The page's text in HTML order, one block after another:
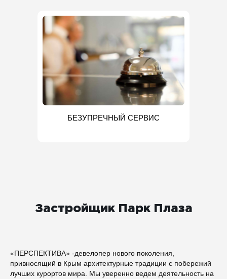
БЕЗУПРЕЧНЫЙ СЕРВИС
Застройщик Парк Плаза
«ПЕРСПЕКТИВА» -девелопер нового поколения,
привносящий в Крым архитектурные традиции с побережий
лучших курортов мира. Мы уверен­но ведем деятельность на